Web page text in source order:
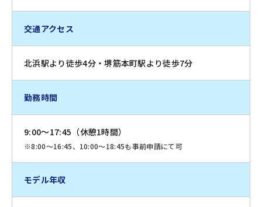
交通アクセス
北浜駅より徒歩4分・堺筋本町駅より徒歩7分
勤務時間
9:00～17:45（休憩1時間）
※8:00～16:45、10:00～18:45も事前申請にて可
モデル年収